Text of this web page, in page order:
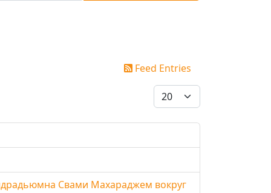
Feed Entries
Display #
Свами Махараджем вокруг